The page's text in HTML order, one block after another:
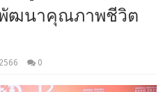
พัฒนาคุณภาพชีวิต
0